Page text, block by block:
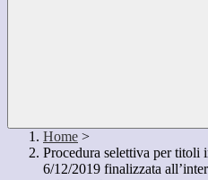
Home >
Procedura selettiva per titoli
6/12/2019 finalizzata